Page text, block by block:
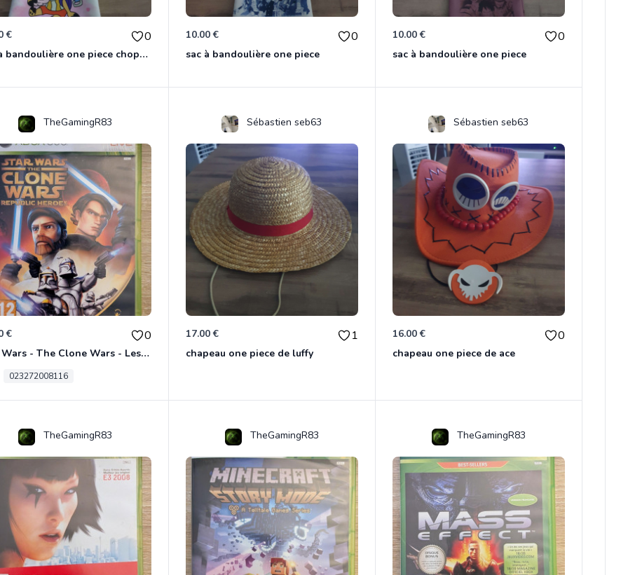
€ 0
sac à bandoulière one piece chopper
10.00 € 0
sac à bandoulière one piece
10.00 € 0
sac à bandoulière one piece
TheGamingR83
€ 0
Star Wars - The Clone Wars - Les Héros De La République Xbox 360
023272008116
Sébastien seb63
17.00 € 1
chapeau one piece de luffy
Sébastien seb63
16.00 € 0
chapeau one piece de ace
TheGamingR83 TheGamingR83 TheGamingR83